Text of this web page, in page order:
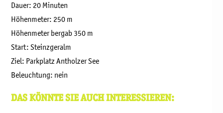
Dauer: 20 Minuten
Höhenmeter: 250 m
Höhenmeter bergab 350 m
Start: Steinzgeralm
Ziel: Parkplatz Antholzer See
Beleuchtung: nein
DAS KÖNNTE SIE AUCH INTERESSIEREN: